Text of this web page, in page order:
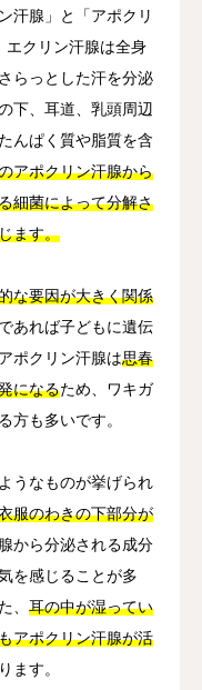
汗腺」と「アポクリ
エクリン汗腺は全身
らっとした汗を分泌
下、耳道、乳頭周辺
んぱく質や脂質を含
アポクリン汗腺から
細菌によって分解さ
ます。
な要因が大きく関係
あれば子どもに遺伝
ポクリン汗腺は思春
になるため、ワキガ
方も多いです。
うなものが挙げられ
服のわきの下部分が
から分泌される成分
を感じることが多
、 耳の中が湿ってい
アポクリン汗腺が活
ます。